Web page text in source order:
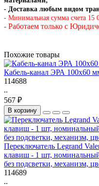
- Доставка любым видом
- Минимальная сумма счета 15
- Работаем только с
Похожие товары
Кабель-канал ЭРА 100x60
114688
..
567 ₽
В корзину
Переключатель Legrand
клавиш - 1 шт,
без подсветки, механизм,
114689
..